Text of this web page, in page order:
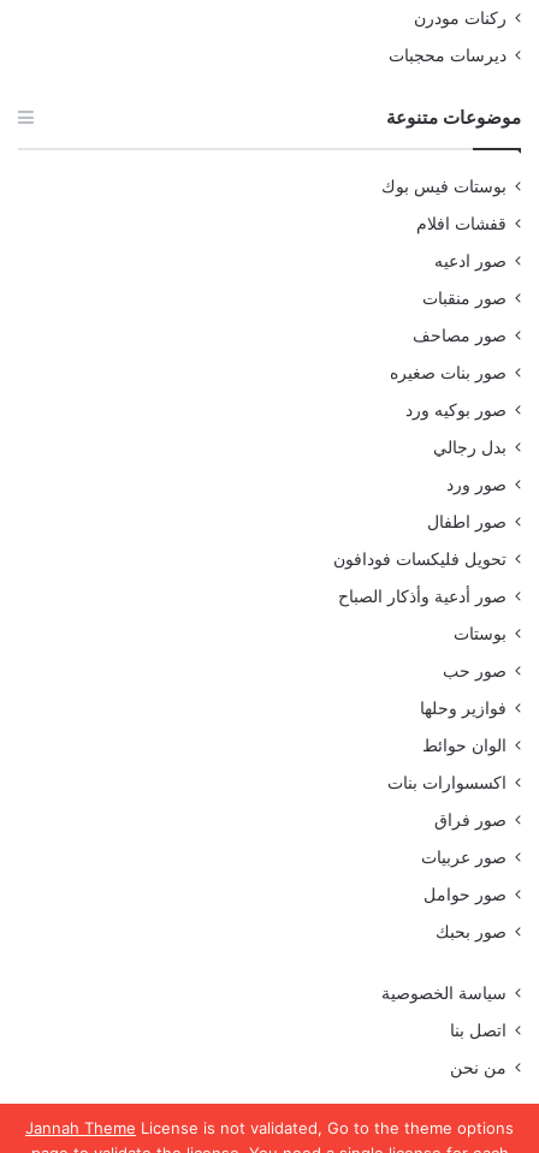
Jannah Theme License is not validated, Go to the theme options
ركنات مودرن
ديرسات محجبات
موضوعات متنوعة
بوستات فيس بوك
قفشات افلام
صور ادعيه
صور منقبات
صور مصاحف
صور بنات صغيره
صور بوكيه ورد
بدل رجالي
صور ورد
صور اطفال
تحويل فليكسات فودافون
صور أدعية وأذكار الصباح
بوستات
صور حب
فوازير وحلها
الوان حوائط
اكسسوارات بنات
صور فراق
صور عربيات
صور حوامل
صور بحبك
سياسة الخصوصية
اتصل بنا
من نحن